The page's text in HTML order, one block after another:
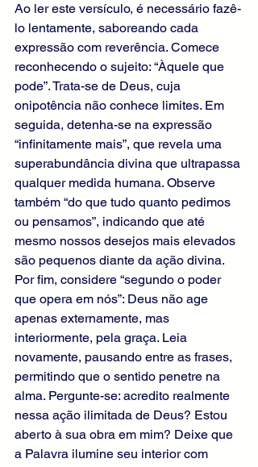
Ao ler este versículo, é necessário fazê-
lo lentamente, saboreando cada
expressão com reverência. Comece
reconhecendo o sujeito: “Àquele que
pode”. Trata-se de Deus, cuja
onipotência não conhece limites. Em
seguida, detenha-se na expressão
“infinitamente mais”, que revela uma
superabundância divina que ultrapassa
qualquer medida humana. Observe
também “do que tudo quanto pedimos
ou pensamos”, indicando que até
mesmo nossos desejos mais elevados
são pequenos diante da ação divina.
Por fim, considere “segundo o poder
que opera em nós”: Deus não age
apenas externamente, mas
interiormente, pela graça. Leia
novamente, pausando entre as frases,
permitindo que o sentido penetre na
alma. Pergunte-se: acredito realmente
nessa ação ilimitada de Deus? Estou
aberto à sua obra em mim? Deixe que
a Palavra ilumine seu interior com